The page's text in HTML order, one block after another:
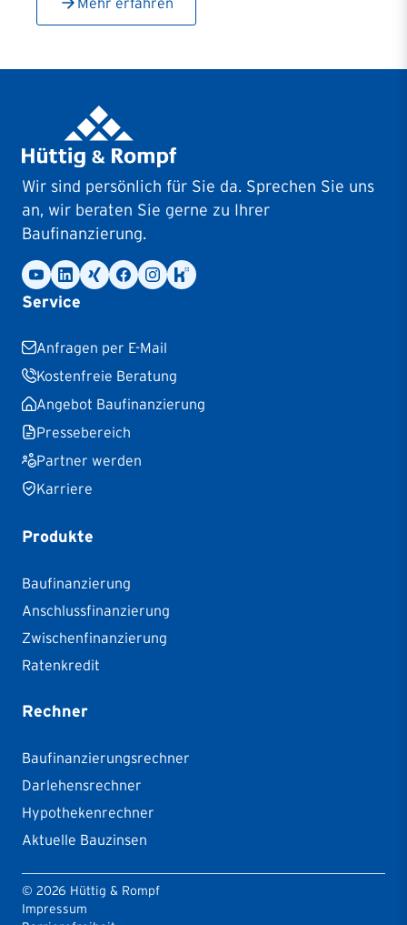
Wir sind persönlich für Sie da. Sprechen Sie uns
an, wir beraten Sie gerne zu Ihrer
Baufinanzierung.
Service
Anfragen per E-Mail
Kostenfreie Beratung
Angebot Baufinanzierung
Pressebereich
Partner werden
Karriere
Produkte
Baufinanzierung
Anschlussfinanzierung
Zwischenfinanzierung
Ratenkredit
Rechner
Baufinanzierungsrechner
Darlehensrechner
Hypothekenrechner
Aktuelle Bauzinsen
© 2026 Hüttig & Rompf
Impressum